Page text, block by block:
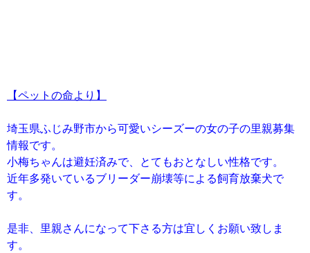
【ペットの命より】
埼玉県ふじみ野市から可愛いシーズーの女の子の里親募集
情報です。
小梅ちゃんは避妊済みで、とてもおとなしい性格です。
近年多発いているブリーダー崩壊等による飼育放棄犬で
す。
是非、里親さんになって下さる方は宜しくお願い致しま
す。